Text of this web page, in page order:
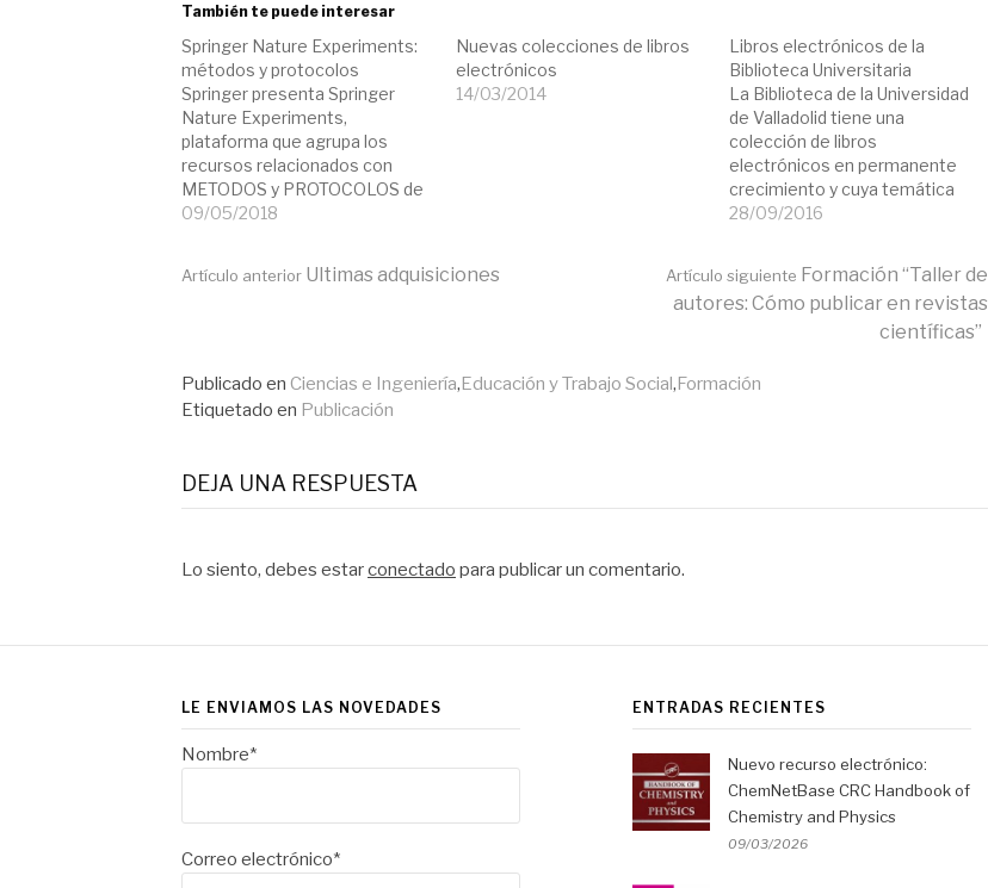
También te puede interesar
Springer Nature Experiments:
métodos y protocolos
Springer presenta Springer
Nature Experiments,
plataforma que agrupa los
recursos relacionados con
METODOS y PROTOCOLOS de
NATURE y SPRIGER. La
Protocols y a través del nuevo
accesibles a través del
catálogo
09/05/2018
Nuevas colecciones de libros
electrónicos
14/03/2014
Libros electrónicos de la
Biblioteca Universitaria
La Biblioteca de la Universidad
de Valladolid tiene una
colección de libros
electrónicos en permanente
crecimiento y cuya temática
abarca la mayor parte de las
acceso a estos libros puede
hacerse tanto desde el
catálogo Almena, donde se
electrónicos adquiridos por la
28/09/2016
Seguir
leyendo
Artículo anterior Ultimas adquisiciones Artículo siguiente Formación “Taller de
autores: Cómo publicar en revistas
científicas”
Publicado en Ciencias e Ingeniería,Educación y Trabajo Social,Formación
Etiquetado en Publicación
DEJA UNA RESPUESTA
Lo siento, debes estarconectado para publicar un comentario.
LE ENVIAMOS LAS NOVEDADES
Nombre*
Correo electrónico*
ENTRADAS RECIENTES
Nuevo recurso electrónico:
ChemNetBase CRC Handbook of
Chemistry and Physics
09/03/2026